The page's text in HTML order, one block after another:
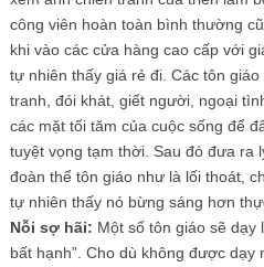
công viên hoàn toàn bình thường
khi vào các cửa hàng cao cấp với
tự nhiên thấy giá rẻ đi. Các tôn
tranh, đói khát, giết người, ngoại
các mặt tối tăm của cuộc sống để
tuyệt vọng tạm thời. Sau đó đưa ra
đoàn thể tôn giáo như là lối thoát,
tự nhiên thấy nó bừng sáng hơn
Nỗi sợ hãi: Một số tôn giáo sẽ dạy
bất hạnh”. Cho dù không được